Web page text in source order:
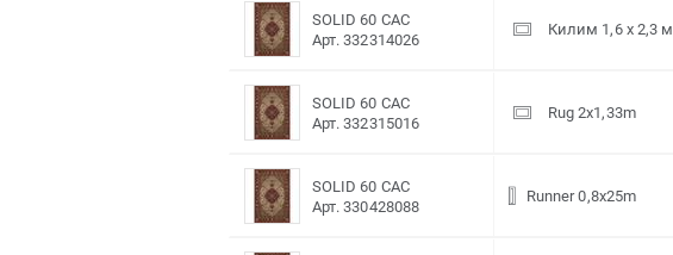
SOLID 60 CAC
Арт. 332314026
Килим 1,6 x 2,3 м
SOLID 60 CAC
Арт. 332315016
Rug 2x1,33m
SOLID 60 CAC
Арт. 330428088
Runner 0,8x25m